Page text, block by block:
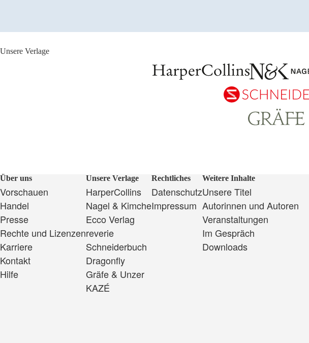
Unsere Verlage
Über uns
Vorschauen
Handel
Presse
Rechte und Lizenzen
Karriere
Kontakt
Hilfe
Unsere Verlage
HarperCollins
Nagel & Kimche
Ecco Verlag
reverie
Schneiderbuch
Dragonfly
Gräfe & Unzer
KAZÉ
Rechtliches
Datenschutz
Impressum
Weitere Inhalte
Unsere Titel
Autorinnen und Autoren
Veranstaltungen
Im Gespräch
Downloads